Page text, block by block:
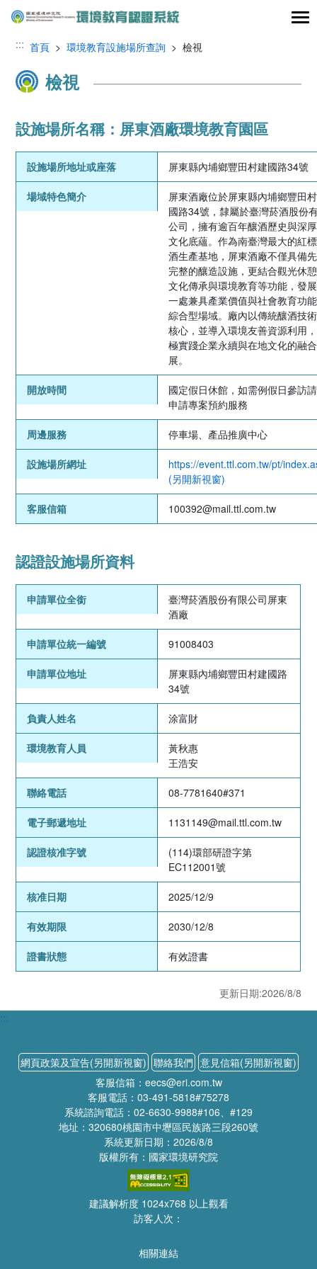
跳到主要內容區塊
::: 首頁 >環境教育設施場所查詢 > 檢視
檢視
設施場所名稱：屏東酒廠環境教育園區
設施場所地址或座落 屏東縣內埔鄉豐田村建國路34號
場域特色簡介
屏東酒廠位於屏東縣內埔鄉豐田
國路34號，隸屬於臺灣菸酒股份
公司，擁有逾百年釀酒歷史與深
文化底蘊。作為南臺灣最大的紅
酒生產基地，屏東酒廠不僅具備
完整的釀造設施，更結合觀光休
文化傳承與環境教育等功能，發
一處兼具產業價值與社會教育功
綜合型場域。廠內以傳統釀酒技
核心，並導入環境友善資源利用
極實踐企業永續與在地文化的融
展。
開放時間
國定假日休館，如需例假日參訪
申請專案預約服務
周邊服務 停車場、產品推廣中心
設施場所網址
https://event.ttl.com.tw/pt/
(另開新視窗)
客服信箱 100392@mail.ttl.com.tw
認證設施場所資料
申請單位全銜
臺灣菸酒股份有限公司屏東
酒廠
申請單位統一編號 91008403
申請單位地址
屏東縣內埔鄉豐田村建國路
34號
負責人姓名 涂富財
環境教育人員
黃秋惠
王浩安
聯絡電話 08-7781640#371
電子郵遞地址 1131149@mail.ttl.com.tw
認證核准字號
(114)環部研證字第
EC112001號
核准日期 2025/12/9
有效期限 2030/12/8
證書狀態 有效證書
更新日期:2026/8/8
:::
網頁政策及宣告(另開新視窗) 聯絡我們 意見信箱(另開新視窗)
客服信箱：eecs@eri.com.tw
客服電話：03-491-5818#75278
系統諮詢電話：02-6630-9988#106、#129
地址：320680桃園市中壢區民族路三段260號
系統更新日期：2026/8/8
版權所有：國家環境研究院
建議解析度 1024x768 以上觀看
訪客人次：
相關連結